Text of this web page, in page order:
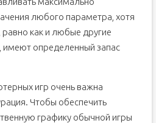
любого параметра, хотя
как и любые другие
имеют определенный запас
игр очень важна
Чтобы обеспечить
графику обычной игры